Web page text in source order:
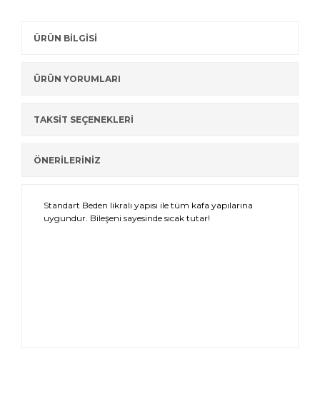
ÜRÜN BİLGİSİ
ÜRÜN YORUMLARI
TAKSİT SEÇENEKLERİ
ÖNERİLERİNİZ
Standart Beden likralı yapısı ile tüm kafa yapılarına
uygundur. Bileşeni sayesinde sıcak tutar!